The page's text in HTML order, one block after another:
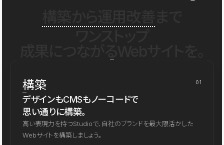
構築 01
デザインもCMSもノーコードで
思い通りに構築。
高い表現力を持つStudioで、自社のブランドを最大限活かした
Webサイトを構築しましょう。